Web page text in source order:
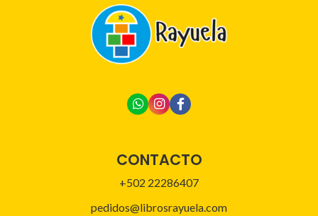
CONTACTO
+502 22286407
pedidos@librosrayuela.com